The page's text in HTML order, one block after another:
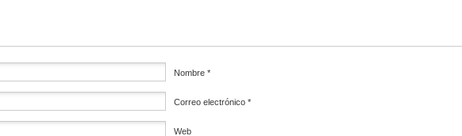
Nombre *
Correo electrónico *
Web